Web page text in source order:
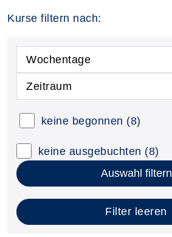
Kurse filtern nach:
Wochentage
Zeitraum
keine begonnen (8)
keine ausgebuchten (8)
Auswahl filtern
Filter leeren